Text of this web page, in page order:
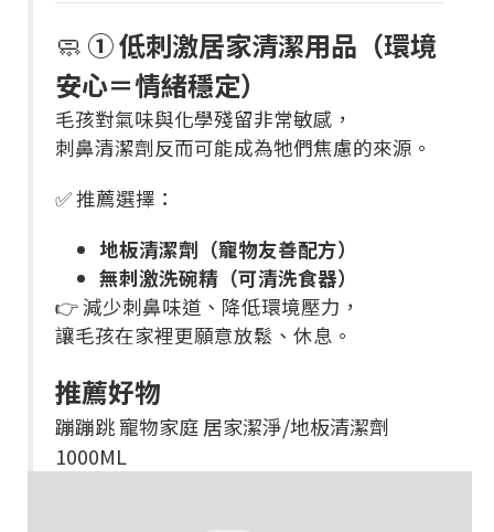
🧼 ① 低刺激居家清潔用品（環境
安心＝情緒穩定）
毛孩對氣味與化學殘留非常敏感，
刺鼻清潔劑反而可能成為牠們焦慮的來源。
✅ 推薦選擇：
地板清潔劑（寵物友善配方）
無刺激洗碗精（可清洗食器）
👉 減少刺鼻味道、降低環境壓力，
讓毛孩在家裡更願意放鬆、休息。
推薦好物
蹦蹦跳 寵物家庭 居家潔淨/地板清潔劑
1000ML